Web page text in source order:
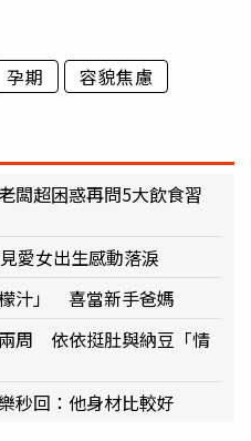
孕期 容貌焦慮
闆超困惑再問5大飲食習
愛女出生感動落淚
汁」 喜當新手爸媽
周 依依挺肚與納豆「情
秒回：他身材比較好